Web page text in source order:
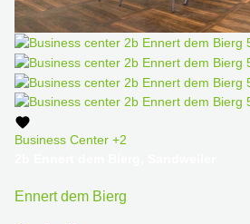
Business Center +2
Ennert dem Bierg